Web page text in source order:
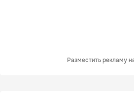
Разместить рекламу